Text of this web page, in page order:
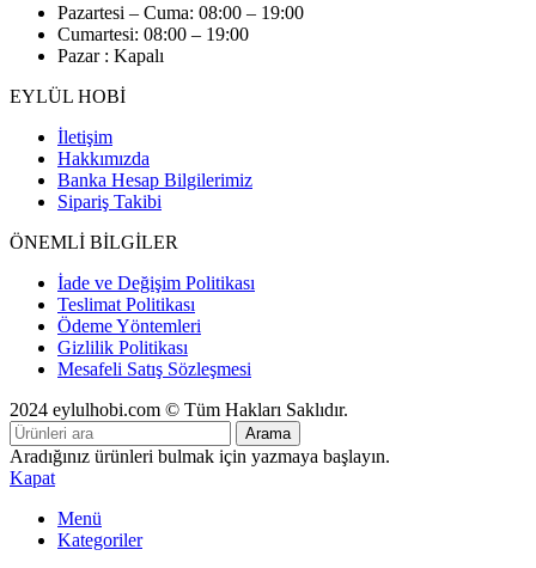
Pazartesi – Cuma: 08:00 – 19:00
Cumartesi: 08:00 – 19:00
Pazar : Kapalı
EYLÜL HOBİ
İletişim
Hakkımızda
Banka Hesap Bilgilerimiz
Sipariş Takibi
ÖNEMLİ BİLGİLER
İade ve Değişim Politikası
Teslimat Politikası
Ödeme Yöntemleri
Gizlilik Politikası
Mesafeli Satış Sözleşmesi
2024 eylulhobi.com © Tüm Hakları Saklıdır.
Arama
Aradığınız ürünleri bulmak için yazmaya başlayın.
Kapat
Menü
Kategoriler